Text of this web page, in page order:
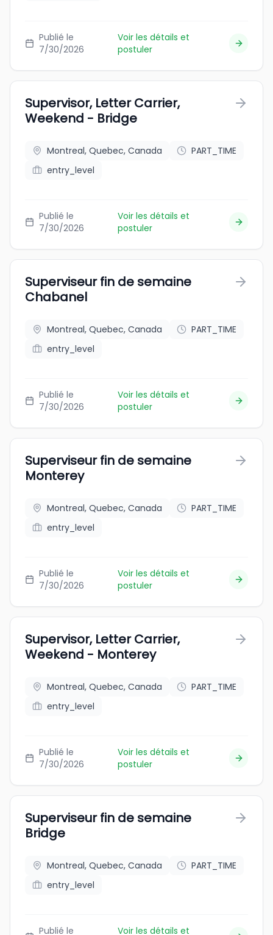
Publié le
7/30/2026
Voir les détails et
postuler
Supervisor, Letter Carrier,
Weekend - Bridge
Montreal, Quebec, Canada
PART_TIME
entry_level
Publié le
7/30/2026
Voir les détails et
postuler
Superviseur fin de semaine
Chabanel
Montreal, Quebec, Canada
PART_TIME
entry_level
Publié le
7/30/2026
Voir les détails et
postuler
Superviseur fin de semaine
Monterey
Montreal, Quebec, Canada
PART_TIME
entry_level
Publié le
7/30/2026
Voir les détails et
postuler
Supervisor, Letter Carrier,
Weekend - Monterey
Montreal, Quebec, Canada
PART_TIME
entry_level
Publié le
7/30/2026
Voir les détails et
postuler
Superviseur fin de semaine
Bridge
Montreal, Quebec, Canada
PART_TIME
entry_level
Publié le
Voir les détails et